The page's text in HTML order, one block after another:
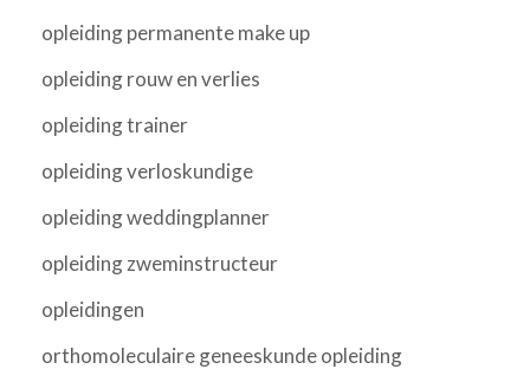
opleiding permanente make up
opleiding rouw en verlies
opleiding trainer
opleiding verloskundige
opleiding weddingplanner
opleiding zweminstructeur
opleidingen
orthomoleculaire geneeskunde opleiding